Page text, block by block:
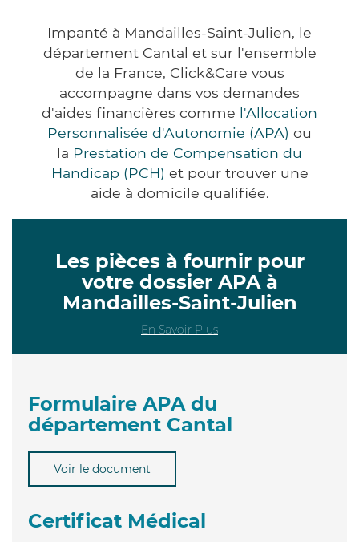
Impanté à Mandailles-Saint-Julien, le
département Cantal et sur l'ensemble
de la France, Click&Care vous
accompagne dans vos demandes
d'aides financières comme l'Allocation
Personnalisée d'Autonomie (APA) ou
la Prestation de Compensation du
Handicap (PCH) et pour trouver une
aide à domicile qualifiée.
Les pièces à fournir pour
votre dossier APA à
Mandailles-Saint-Julien
En Savoir Plus
Formulaire APA du
département Cantal
Voir le document
Certificat Médical